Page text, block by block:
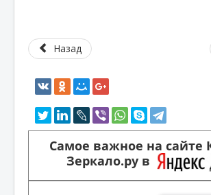
Назад
Самое важное на сайте
Зеркало.ру в